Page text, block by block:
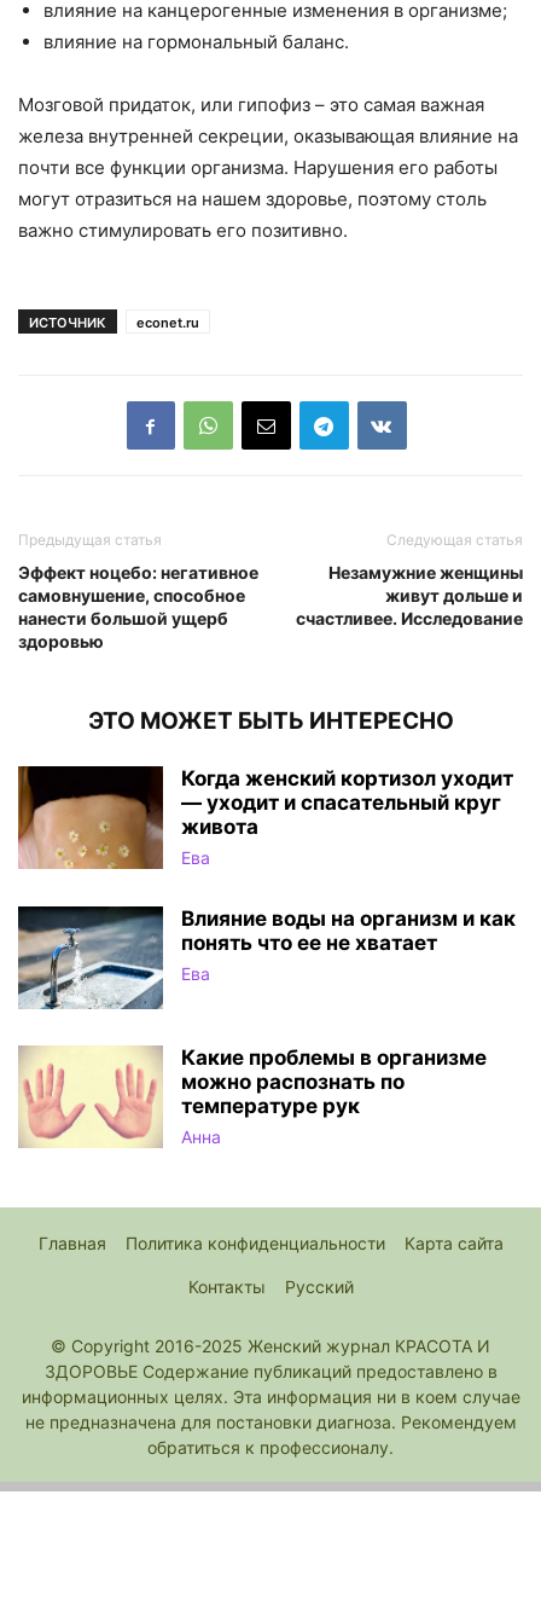
влияние на канцерогенные изменения в организме;
влияние на гормональный баланс.
Мозговой придаток, или гипофиз – это самая важная
железа внутренней секреции, оказывающая влияние на
почти все функции организма. Нарушения его работы
могут отразиться на нашем здоровье, поэтому столь
важно стимулировать его позитивно.
ИСТОЧНИК econet.ru
Предыдущая статья
Эффект ноцебо: негативное
самовнушение, способное
нанести большой ущерб
здоровью
Следующая статья
Незамужние женщины
живут дольше и
счастливее. Исследование
ЭТО МОЖЕТ БЫТЬ ИНТЕРЕСНО
Когда женский кортизол уходит
— уходит и спасательный круг
живота
Ева
Влияние воды на организм и как
понять что ее не хватает
Ева
Какие проблемы в организме
можно распознать по
температуре рук
Анна
Главная Политика конфиденциальности Карта сайта
Контакты Русский
© Copyright 2016-2025 Женский журнал КРАСОТА И
ЗДОРОВЬЕ Содержание публикаций предоставлено в
информационных целях. Эта информация ни в коем случае
не предназначена для постановки диагноза. Рекомендуем
обратиться к профессионалу.